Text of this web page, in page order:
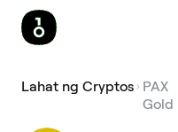
Lahat ng Cryptos PAX
Gold